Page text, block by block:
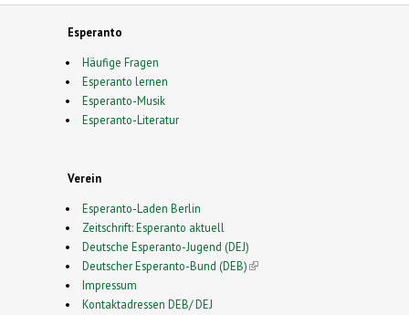
Esperanto
Häufige Fragen
Esperanto lernen
Esperanto-Musik
Esperanto-Literatur
Verein
Esperanto-Laden Berlin
Zeitschrift: Esperanto aktuell
Deutsche Esperanto-Jugend (DEJ)
Deutscher Esperanto-Bund (DEB)(link is external)
Impressum
Kontaktadressen DEB/ DEJ